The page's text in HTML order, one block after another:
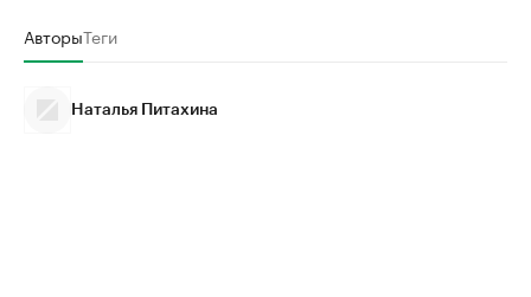
АвторыТеги
Наталья Питахина